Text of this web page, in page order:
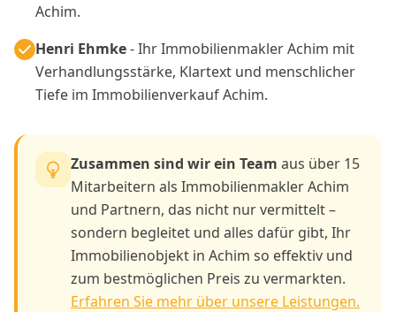
Achim.
Henri Ehmke- Ihr Immobilienmakler Achim mit
Verhandlungsstärke, Klartext und menschlicher
Tiefe im Immobilienverkauf Achim.
Zusammen sind wir ein Team aus über 15
Mitarbeitern als Immobilienmakler Achim
und Partnern, das nicht nur vermittelt –
sondern begleitet und alles dafür gibt, Ihr
Immobilienobjekt in Achim so effektiv und
zum bestmöglichen Preis zu vermarkten.
Erfahren Sie mehr über unsere Leistungen.